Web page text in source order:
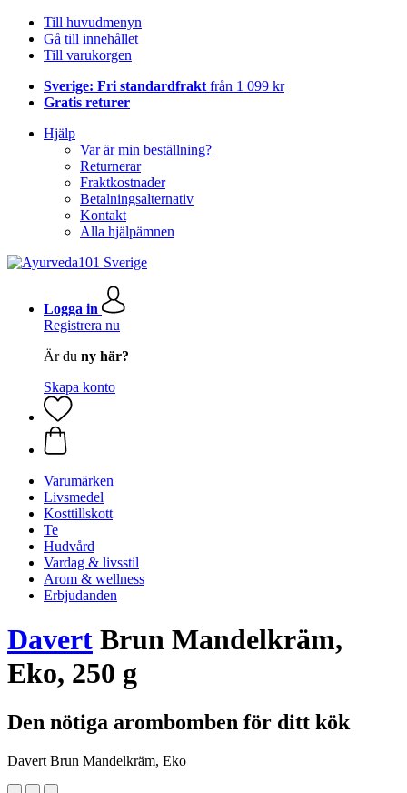
Till huvudmenyn
Gå till innehållet
Till varukorgen
Sverige: Fri standardfrakt från 1 099 kr
Gratis returer
Hjälp
Var är min beställning?
Returnerar
Fraktkostnader
Betalningsalternativ
Kontakt
Alla hjälpämnen
Logga in
Registrera nu
Är du ny här?
Skapa konto
Varumärken
Livsmedel
Kosttillskott
Te
Hudvård
Vardag & livsstil
Arom & wellness
Erbjudanden
Davert Brun Mandelkräm,
Eko, 250 g
Den nötiga arombomben för ditt kök
Davert Brun Mandelkräm, Eko